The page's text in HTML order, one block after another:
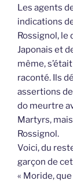
Les agents
indications
Rossignol, le
Japonais et
même,
raconté. Ils
assertions
do meurtre
Martyrs,
Rossignol.
Voici, du
garçon de
« Moride,